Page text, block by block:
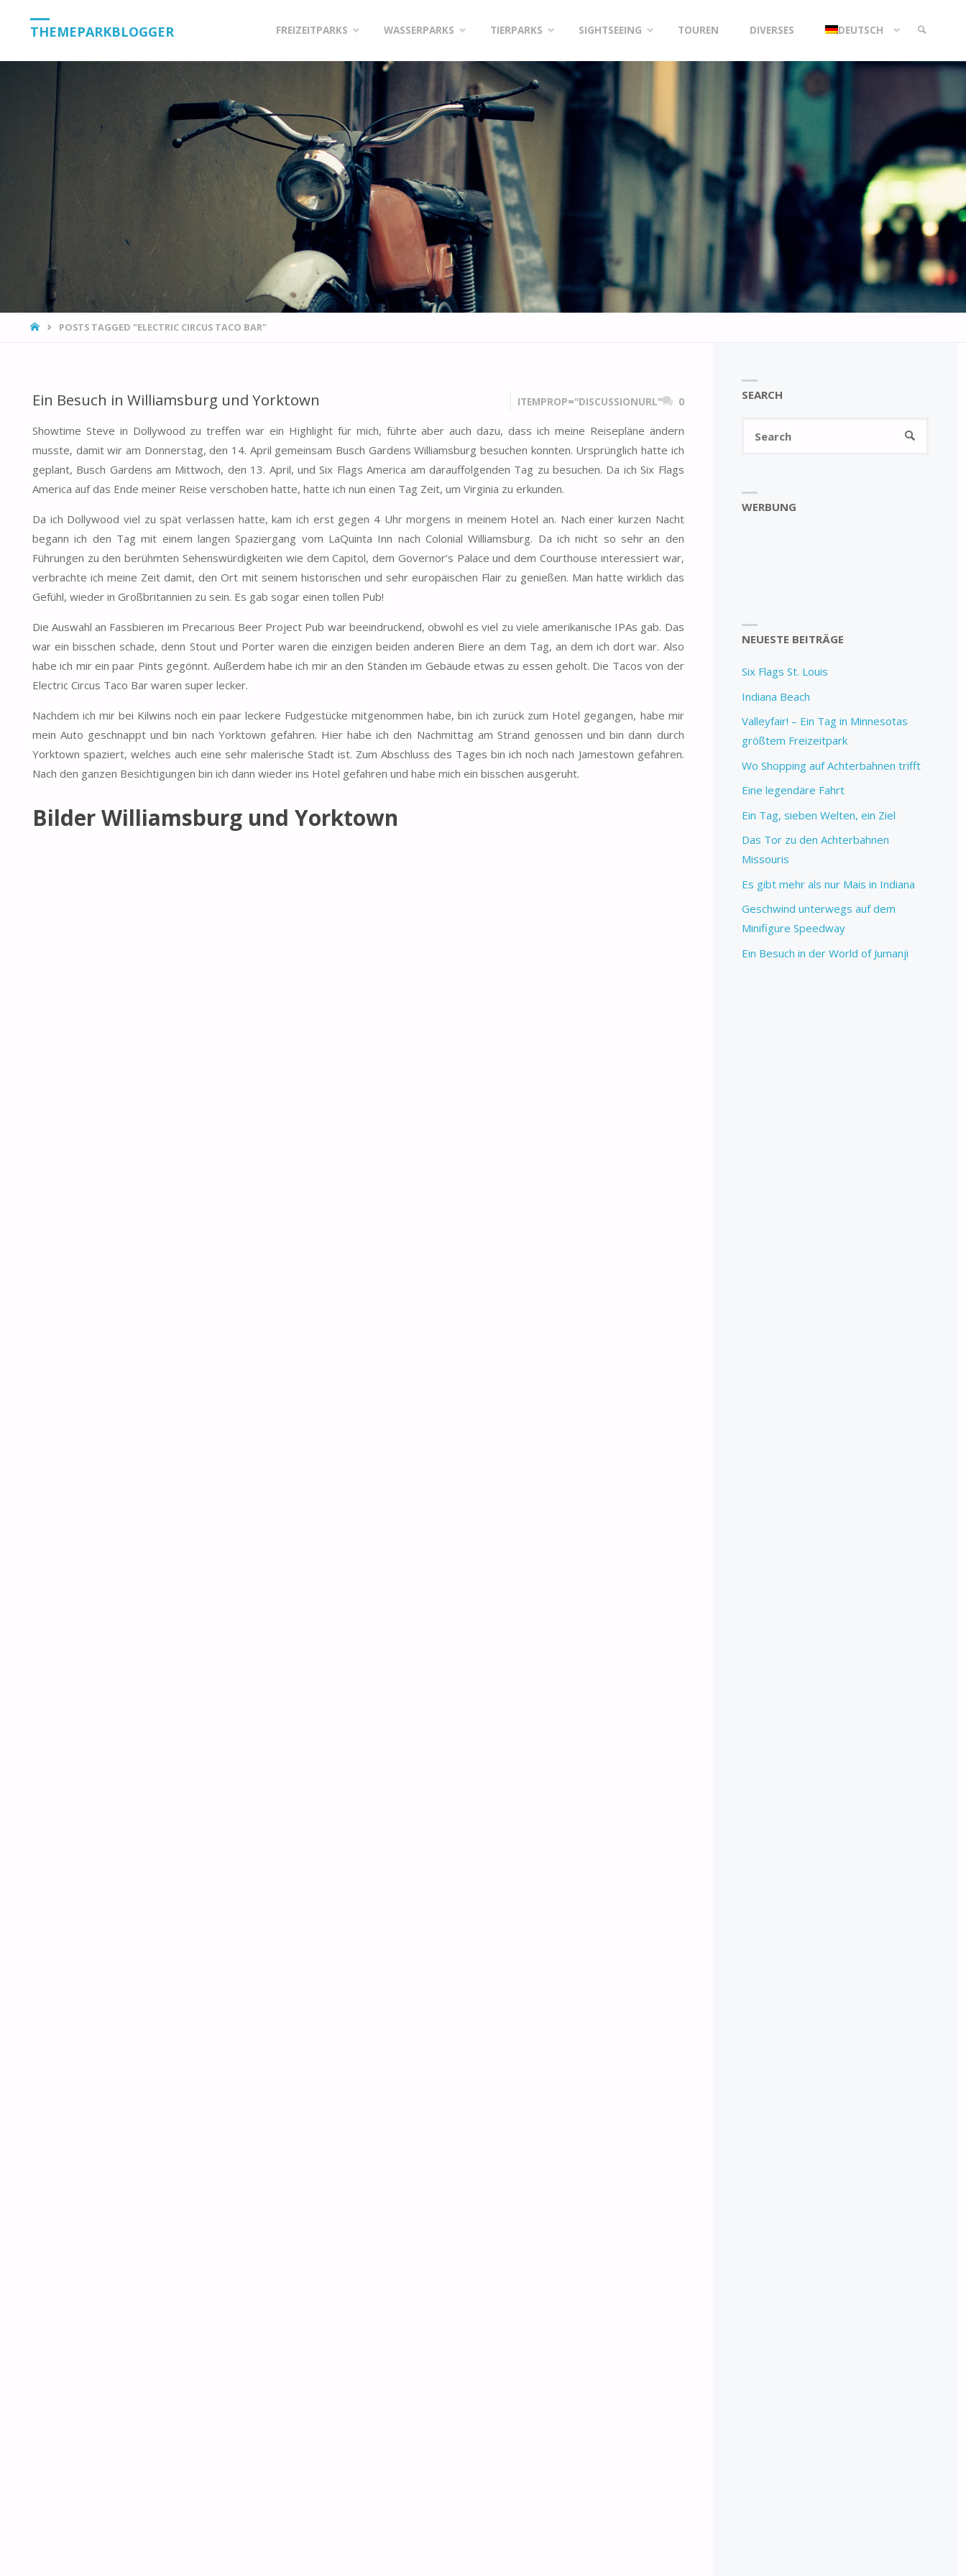
THEMEPARKBLOGGER
content
FREIZEITPARKS WASSERPARKS TIERPARKS SIGHTSEEING TOUREN DIVERSES DEUTSCH
HOMEPOSTS TAGGED "ELECTRIC CIRCUS TACO BAR"
Ein Besuch in Williamsburg und Yorktown ITEMPROP="DISCUSSIONURL" 0
Showtime Steve in Dollywood zu treffen war ein Highlight für mich, führte aber auch dazu, dass ich meine Reisepläne ändern
musste, damit wir am Donnerstag, den 14. April gemeinsam Busch Gardens Williamsburg besuchen konnten. Ursprünglich hatte ich
geplant, Busch Gardens am Mittwoch, den 13. April, und Six Flags America am darauffolgenden Tag zu besuchen. Da ich Six Flags
America auf das Ende meiner Reise verschoben hatte, hatte ich nun einen Tag Zeit, um Virginia zu erkunden.
Da ich Dollywood viel zu spät verlassen hatte, kam ich erst gegen 4 Uhr morgens in meinem Hotel an. Nach einer kurzen Nacht
begann ich den Tag mit einem langen Spaziergang vom LaQuinta Inn nach Colonial Williamsburg. Da ich nicht so sehr an den
Führungen zu den berühmten Sehenswürdigkeiten wie dem Capitol, dem Governor’s Palace und dem Courthouse interessiert war,
verbrachte ich meine Zeit damit, den Ort mit seinem historischen und sehr europäischen Flair zu genießen. Man hatte wirklich das
Gefühl, wieder in Großbritannien zu sein. Es gab sogar einen tollen Pub!
Die Auswahl an Fassbieren im Precarious Beer Project Pub war beeindruckend, obwohl es viel zu viele amerikanische IPAs gab. Das
war ein bisschen schade, denn Stout und Porter waren die einzigen beiden anderen Biere an dem Tag, an dem ich dort war. Also
habe ich mir ein paar Pints gegönnt. Außerdem habe ich mir an den Ständen im Gebäude etwas zu essen geholt. Die Tacos von der
Electric Circus Taco Bar waren super lecker.
Nachdem ich mir bei Kilwins noch ein paar leckere Fudgestücke mitgenommen habe, bin ich zurück zum Hotel gegangen, habe mir
mein Auto geschnappt und bin nach Yorktown gefahren. Hier habe ich den Nachmittag am Strand genossen und bin dann durch
Yorktown spaziert, welches auch eine sehr malerische Stadt ist. Zum Abschluss des Tages bin ich noch nach Jamestown gefahren.
Nach den ganzen Besichtigungen bin ich dann wieder ins Hotel gefahren und habe mich ein bisschen ausgeruht.
Bilder Williamsburg und Yorktown
SEARCH
SEARCH
WERBUNG
NEUESTE BEITRÄGE
Six Flags St. Louis
Indiana Beach
Valleyfair! – Ein Tag in Minnesotas
größtem Freizeitpark
Wo Shopping auf Achterbahnen trifft
Eine legendäre Fahrt
Ein Tag, sieben Welten, ein Ziel
Das Tor zu den Achterbahnen
Missouris
Es gibt mehr als nur Mais in Indiana
Geschwind unterwegs auf dem
Minifigure Speedway
Ein Besuch in der World of Jumanji